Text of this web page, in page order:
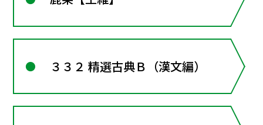
３３２ 精選古典Ｂ（漢文編）